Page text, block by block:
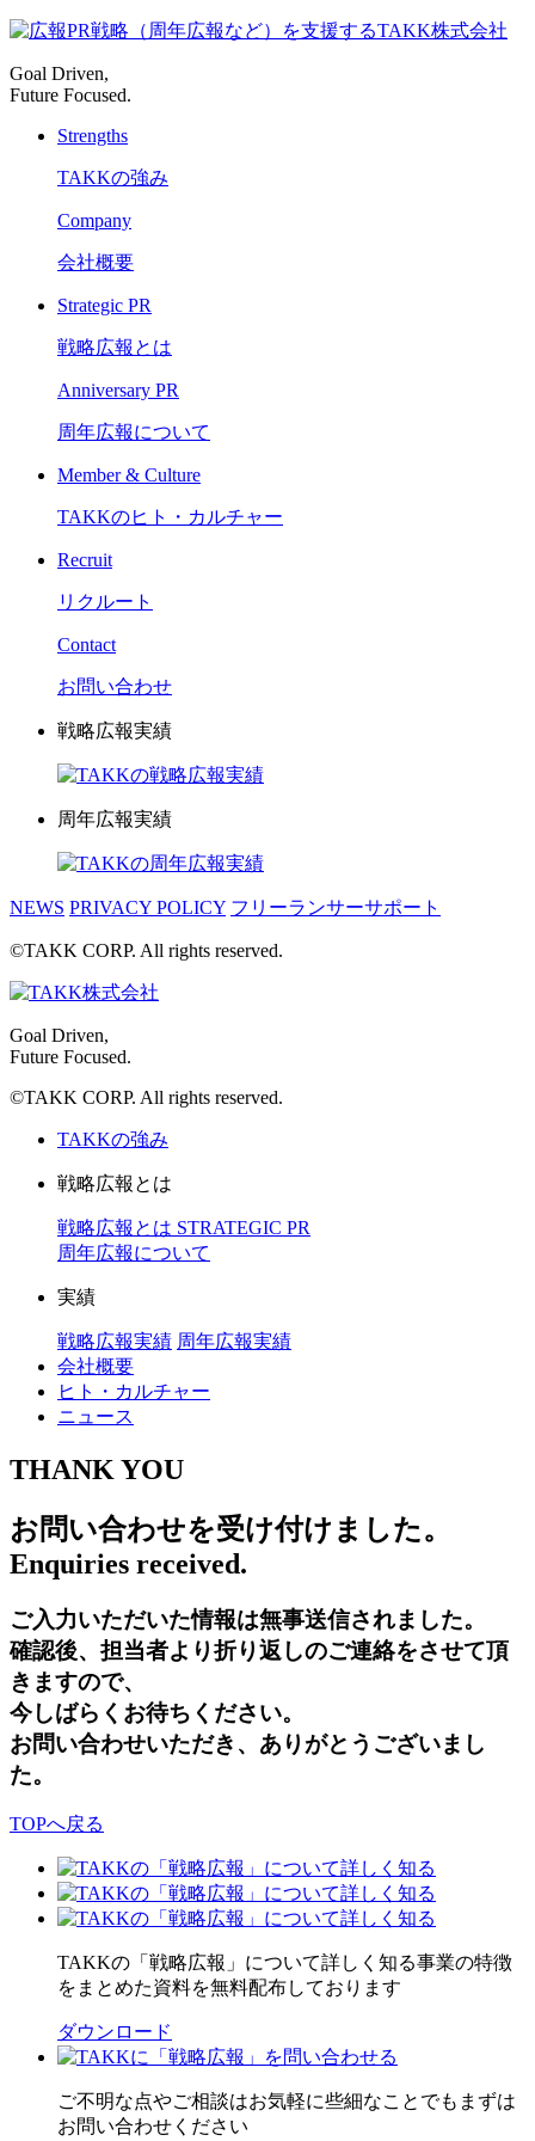
Goal Driven,
Future Focused.
Strengths
TAKKの強み
Company
会社概要
Strategic PR
戦略広報とは
Anniversary PR
周年広報について
Member & Culture
TAKKのヒト・カルチャー
Recruit
リクルート
Contact
お問い合わせ
戦略広報実績
周年広報実績
NEWS PRIVACY POLICY フリーランサーサポート
©TAKK CORP. All rights reserved.
Goal Driven,
Future Focused.
©TAKK CORP. All rights reserved.
TAKKの強み
戦略広報とは
戦略広報とは STRATEGIC PR
周年広報について
実績
戦略広報実績 周年広報実績
会社概要
ヒト・カルチャー
ニュース
THANK YOU
お問い合わせを受け付けました。
Enquiries received.
ご入力いただいた情報は無事送信されました。
確認後、担当者より折り返しのご連絡をさせて頂
きますので、
今しばらくお待ちください。
お問い合わせいただき、ありがとうございまし
た。
TOPへ戻る
TAKKの「戦略広報」について詳しく知る事業の特徴
をまとめた資料を無料配布しております
ダウンロード
ご不明な点やご相談はお気軽に些細なことでもまずは
お問い合わせください